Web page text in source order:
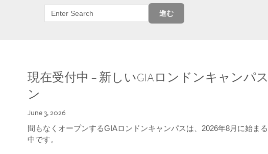
進む
現在受付中 – 新しいGIAロンドンキャンパ
ン
June 3, 2026
間もなくオープンするGIAロンドンキャンパスは、2026年8月に始ま
中です。